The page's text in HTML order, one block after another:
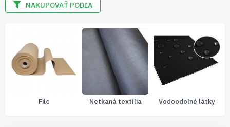
Filc Netkaná textília Vodoodolné látky
NAKUPOVAŤ PODĽA